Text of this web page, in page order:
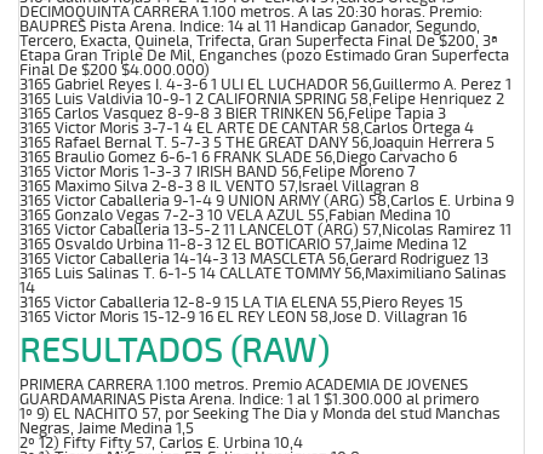
DECIMOQUINTA CARRERA 1.100 metros. A las 20:30 horas. Premio:
BAUPRES Pista Arena. Indice: 14 al 11 Handicap Ganador, Segundo,
Tercero, Exacta, Quinela, Trifecta, Gran Superfecta Final De $200, 3ª
Etapa Gran Triple De Mil, Enganches (pozo Estimado Gran Superfecta
Final De $200 $4.000.000)
3165 Gabriel Reyes I. 4-3-6 1 ULI EL LUCHADOR 56,Guillermo A. Perez 1
3165 Luis Valdivia 10-9-1 2 CALIFORNIA SPRING 58,Felipe Henriquez 2
3165 Carlos Vasquez 8-9-8 3 BIER TRINKEN 56,Felipe Tapia 3
3165 Victor Moris 3-7-1 4 EL ARTE DE CANTAR 58,Carlos Ortega 4
3165 Rafael Bernal T. 5-7-3 5 THE GREAT DANY 56,Joaquin Herrera 5
3165 Braulio Gomez 6-6-1 6 FRANK SLADE 56,Diego Carvacho 6
3165 Victor Moris 1-3-3 7 IRISH BAND 56,Felipe Moreno 7
3165 Maximo Silva 2-8-3 8 IL VENTO 57,Israel Villagran 8
3165 Victor Caballeria 9-1-4 9 UNION ARMY (ARG) 58,Carlos E. Urbina 9
3165 Gonzalo Vegas 7-2-3 10 VELA AZUL 55,Fabian Medina 10
3165 Victor Caballeria 13-5-2 11 LANCELOT (ARG) 57,Nicolas Ramirez 11
3165 Osvaldo Urbina 11-8-3 12 EL BOTICARIO 57,Jaime Medina 12
3165 Victor Caballeria 14-14-3 13 MASCLETA 56,Gerard Rodriguez 13
3165 Luis Salinas T. 6-1-5 14 CALLATE TOMMY 56,Maximiliano Salinas
14
3165 Victor Caballeria 12-8-9 15 LA TIA ELENA 55,Piero Reyes 15
3165 Victor Moris 15-12-9 16 EL REY LEON 58,Jose D. Villagran 16
RESULTADOS (RAW)
PRIMERA CARRERA 1.100 metros. Premio ACADEMIA DE JOVENES
GUARDAMARINAS Pista Arena. Indice: 1 al 1 $1.300.000 al primero
1º 9) EL NACHITO 57, por Seeking The Dia y Monda del stud Manchas
Negras, Jaime Medina 1,5
2º 12) Fifty Fifty 57, Carlos E. Urbina 10,4